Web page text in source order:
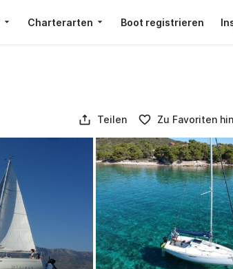
Charterarten Boot registrieren
Teilen Zu Favoriten